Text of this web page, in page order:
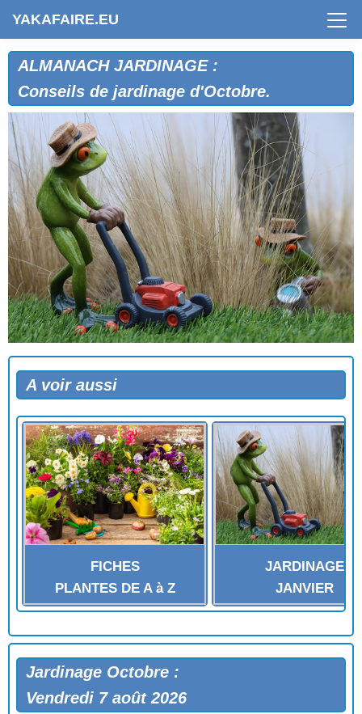
YAKAFAIRE.EU
ALMANACH JARDINAGE :
Conseils de jardinage d'Octobre.
A voir aussi
FICHES
PLANTES DE A à Z
JARDINAGE
JANVIER
Jardinage Octobre :
Vendredi 7 août 2026